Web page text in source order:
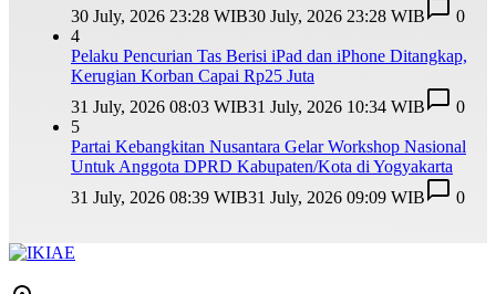
30 July, 2026 23:28 WIB30 July, 2026 23:28 WIB
0
4
Pelaku Pencurian Tas Berisi iPad dan iPhone Ditangkap,
Kerugian Korban Capai Rp25 Juta
31 July, 2026 08:03 WIB31 July, 2026 10:34 WIB
0
5
Partai Kebangkitan Nusantara Gelar Workshop Nasional
Untuk Anggota DPRD Kabupaten/Kota di Yogyakarta
31 July, 2026 08:39 WIB31 July, 2026 09:09 WIB 0